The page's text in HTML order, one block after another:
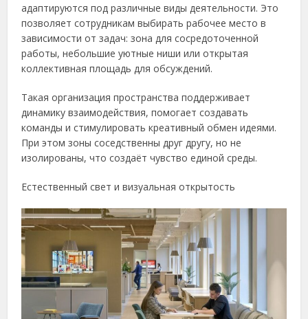
адаптируются под различные виды деятельности. Это
позволяет сотрудникам выбирать рабочее место в
зависимости от задач: зона для сосредоточенной
работы, небольшие уютные ниши или открытая
коллективная площадь для обсуждений.
Такая организация пространства поддерживает
динамику взаимодействия, помогает создавать
команды и стимулировать креативный обмен идеями.
При этом зоны соседственны друг другу, но не
изолированы, что создаёт чувство единой среды.
Естественный свет и визуальная открытость